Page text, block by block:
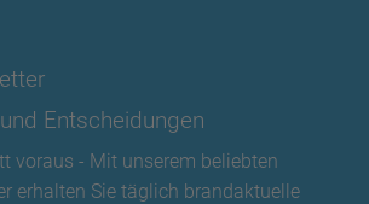
Entscheidungen
voraus - Mit unserem beliebten
erhalten Sie täglich brandaktuelle